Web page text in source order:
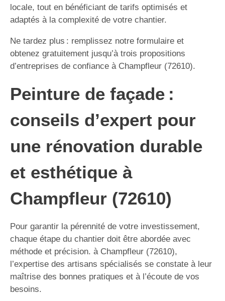
locale, tout en bénéficiant de tarifs optimisés et
adaptés à la complexité de votre chantier.
Ne tardez plus : remplissez notre formulaire et
obtenez gratuitement jusqu’à trois propositions
d’entreprises de confiance à Champfleur (72610).
Peinture de façade :
conseils d’expert pour
une rénovation durable
et esthétique à
Champfleur (72610)
Pour garantir la pérennité de votre investissement,
chaque étape du chantier doit être abordée avec
méthode et précision. à Champfleur (72610),
l’expertise des artisans spécialisés se constate à leur
maîtrise des bonnes pratiques et à l’écoute de vos
besoins.